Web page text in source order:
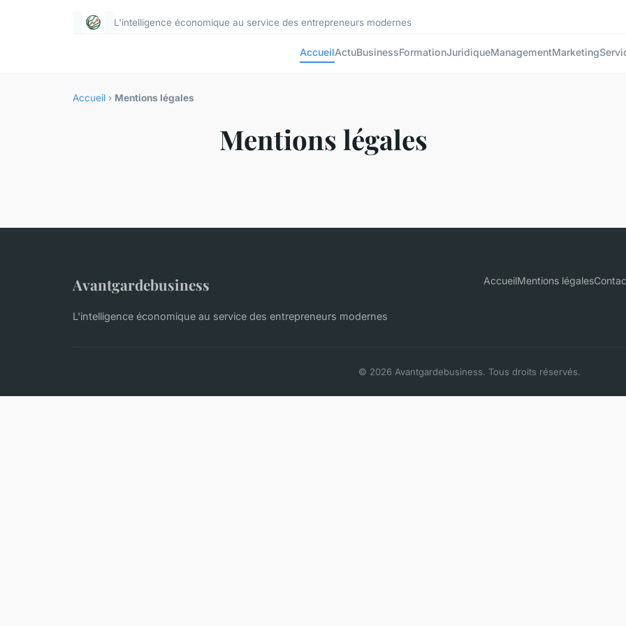
L'intelligence économique au service des entrepreneurs modernes
AccueilActuBusinessFormationJuridiqueManagementMarketing
Accueil › Mentions légales
Mentions légales
Avantgardebusiness
L'intelligence économique au service des entrepreneurs modernes
AccueilMentions légales
© 2026 Avantgardebusiness. Tous droits réservés.